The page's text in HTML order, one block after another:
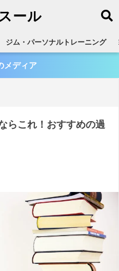
ール
ジム・パーソナルトレーニング
メディア
らこれ！おすすめの過